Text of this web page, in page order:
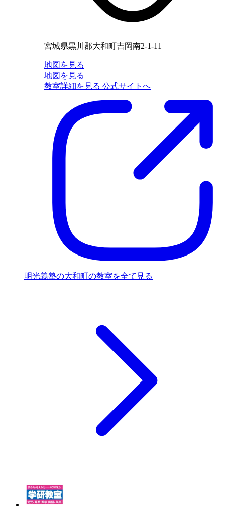
宮城県黒川郡大和町吉岡南2-1-11
地図を見る
地図を見る
教室詳細を見る 公式サイトへ
明光義塾の大和町の教室を全て見る